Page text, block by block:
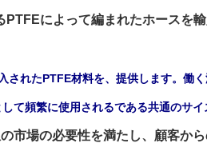
PTFEによって編まれたホースを
されたPTFE材料を、提供します。
て頻繁に使用されるである共通のサ
市場の必要性を満たし、顧客か